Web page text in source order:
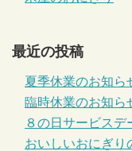
最近の投稿
夏季休業のお知ら
臨時休業のお知ら
８の日サービスデ
おいしいおにぎり